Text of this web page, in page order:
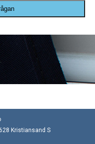
Kristiansand S